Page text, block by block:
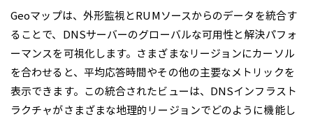
Geoマップは、外形監視とRUMソースからのデータを統合す
ることで、DNSサーバーのグローバルな可用性と解決パフォ
ーマンスを可視化します。さまざまなリージョンにカーソル
を合わせると、平均応答時間やその他の主要なメトリックを
表示できます。この統合されたビューは、DNSインフラスト
ラクチャがさまざまな地理的リージョンでどのように機能し